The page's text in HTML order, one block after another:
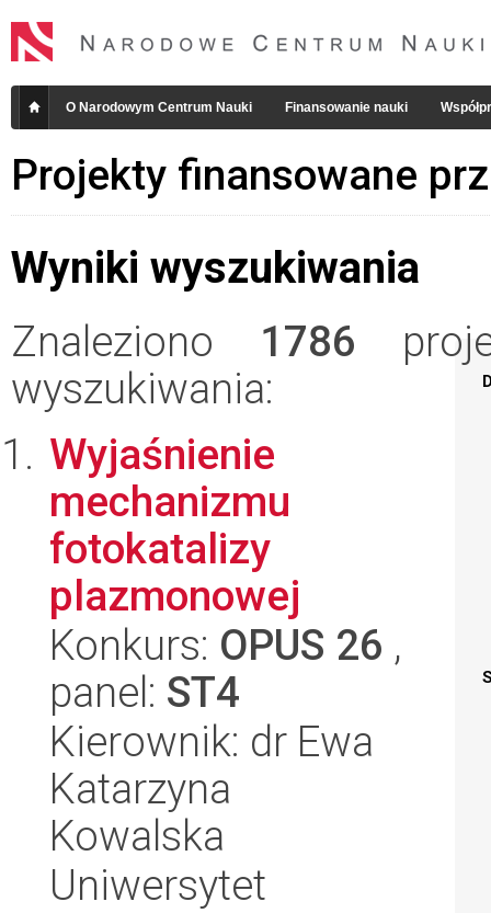
O Narodowym Centrum Nauki Finansowanie nauki
Projekty finansowane
Wyniki wyszukiwania
Znaleziono 1786
wyszukiwania:
Wyjaśnienie
mechanizmu
fotokatalizy
plazmonowej
Konkurs: OPUS 26 ,
panel: ST4
Kierownik: dr Ewa
Katarzyna
Kowalska
Uniwersytet